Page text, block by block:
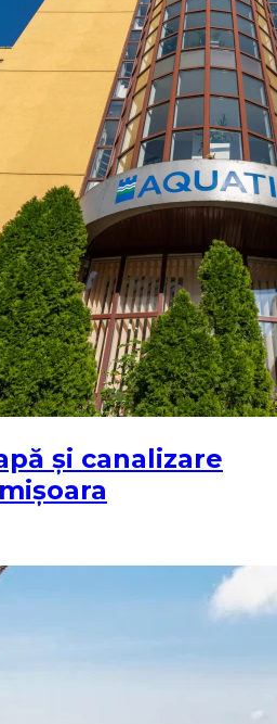
și canalizare